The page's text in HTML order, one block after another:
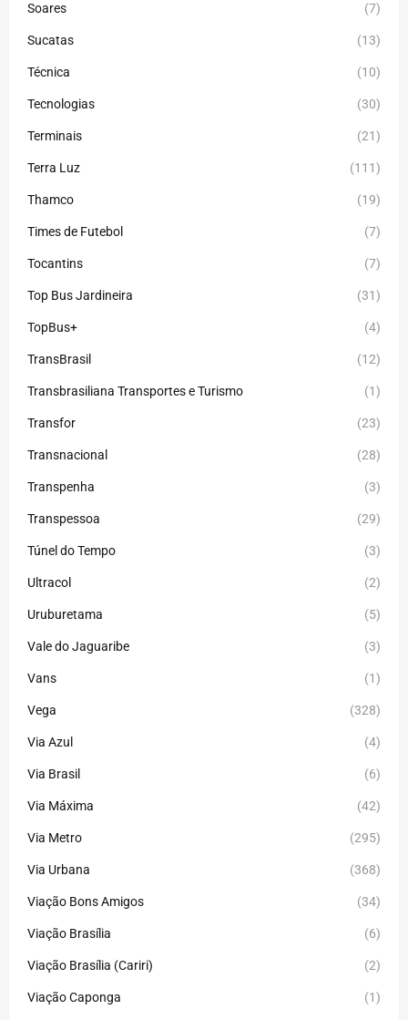
Soares (7)
Sucatas (13)
Técnica (10)
Tecnologias (30)
Terminais (21)
Terra Luz (111)
Thamco (19)
Times de Futebol (7)
Tocantins (7)
Top Bus Jardineira (31)
TopBus+ (4)
TransBrasil (12)
Transbrasiliana Transportes e Turismo (1)
Transfor (23)
Transnacional (28)
Transpenha (3)
Transpessoa (29)
Túnel do Tempo (3)
Ultracol (2)
Uruburetama (5)
Vale do Jaguaribe (3)
Vans (1)
Vega (328)
Via Azul (4)
Via Brasil (6)
Via Máxima (42)
Via Metro (295)
Via Urbana (368)
Viação Bons Amigos (34)
Viação Brasília (6)
Viação Brasília (Cariri) (2)
Viação Caponga (1)